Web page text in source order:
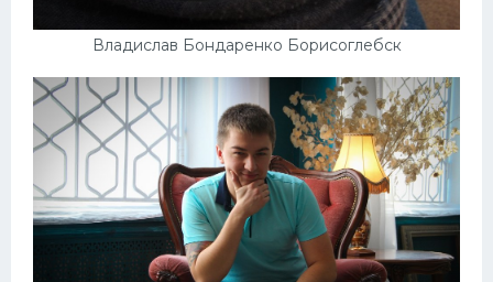
Владислав Бондаренко Борисоглебск